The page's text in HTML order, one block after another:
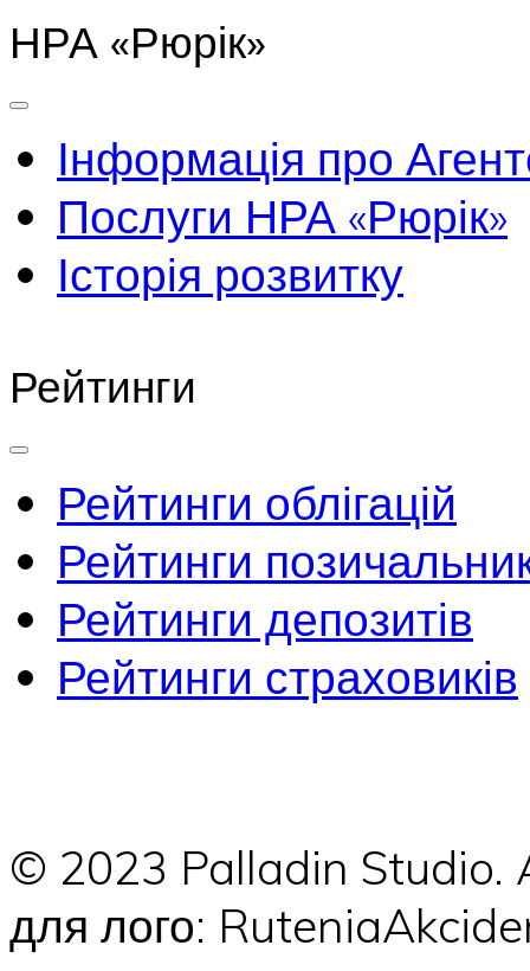
НРА «Рюрік»
Інформація про
Послуги НРА «Рюрік»
Історія розвитку
Рейтинги
Рейтинги облігацій
Рейтинги
Рейтинги депозитів
Рейтинги страховиків
© 2023 Palladin
для лого: